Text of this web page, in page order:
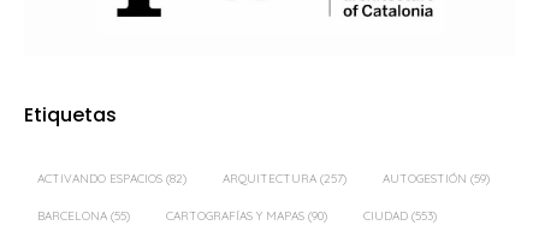
Etiquetas
ACTIVANDO ESPACIOS (82) ARQUITECTURA (257) AUTOGESTIÓN (59)
BARCELONA (55) CARTOGRAFÍAS Y MAPAS (90) CIUDAD (553)